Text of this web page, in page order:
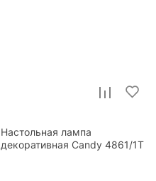
Настольная лампа
декоративная Candy 4861/1T